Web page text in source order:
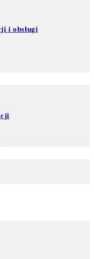
i obsługi